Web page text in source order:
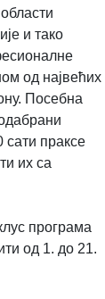
и тако
од највећих
Посебна
сати праксе
их са
програма
од 1. до 21.